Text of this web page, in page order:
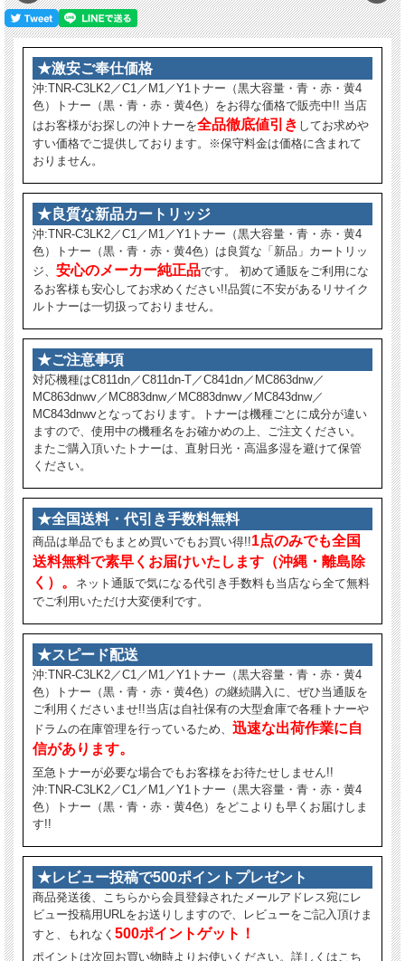
★激安ご奉仕価格
沖:TNR-C3LK2／C1／M1／Y1トナー（黒大容量・青・赤・黄4
色）トナー（黒・青・赤・黄4色）をお得な価格で販売中!! 当店
はお客様がお探しの沖トナーを全品徹底値引き してお求めや
すい価格でご提供しております。※保守料金は価格に含まれて
おりません。
★良質な新品カートリッジ
沖:TNR-C3LK2／C1／M1／Y1トナー（黒大容量・青・赤・黄4
色）トナー（黒・青・赤・黄4色）は良質な「新品」カートリッ
ジ、 安心のメーカー純正品です。 初めて通販をご利用にな
るお客様も安心してお求めください!!品質に不安があるリサイク
ルトナーは一切扱っておりません。
★ご注意事項
対応機種はC811dn／C811dn-T／C841dn／MC863dnw／
MC863dnwv／MC883dnw／MC883dnwv／MC843dnw／
MC843dnwvとなっております。トナーは機種ごとに成分が違い
ますので、使用中の機種名をお確かめの上、ご注文ください。
またご購入頂いたトナーは、直射日光・高温多湿を避けて保管
ください。
★全国送料・代引き手数料無料
商品は単品でもまとめ買いでもお買い得!!1点のみでも全国
送料無料で素早くお届けいたします（沖縄・離島除
く）。
ネット通販で気になる代引き手数料も当店なら全て無料
でご利用いただけ大変便利です。
★スピード配送
沖:TNR-C3LK2／C1／M1／Y1トナー（黒大容量・青・赤・黄4
色）トナー（黒・青・赤・黄4色）の継続購入に、ぜひ当通販を
ご利用くださいませ!!当店は自社保有の大型倉庫で各種トナーや
ドラムの在庫管理を行っているため、 迅速な出荷作業に自
信があります。
至急トナーが必要な場合でもお客様をお待たせしません!!
沖:TNR-C3LK2／C1／M1／Y1トナー（黒大容量・青・赤・黄4
色）トナー（黒・青・赤・黄4色）をどこよりも早くお届けしま
す!!
★レビュー投稿で500ポイントプレゼント
商品発送後、こちらから会員登録されたメールアドレス宛にレ
ビュー投稿用URLをお送りしますので、レビューをご記入頂けま
すと、もれなく 500ポイントゲット！
ポイントは次回お買い物時よりお使いください。詳しくはこち